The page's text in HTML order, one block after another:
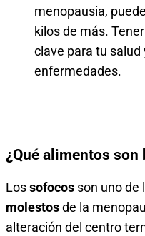
menopausia,
kilos de más.
clave para tu
enfermedades.
¿Qué alimentos
Lossofocos son uno de
molestosde la
alteración del centro